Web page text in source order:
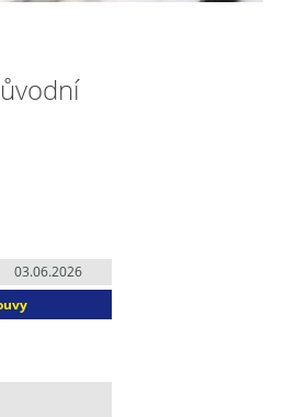
03.06.2026